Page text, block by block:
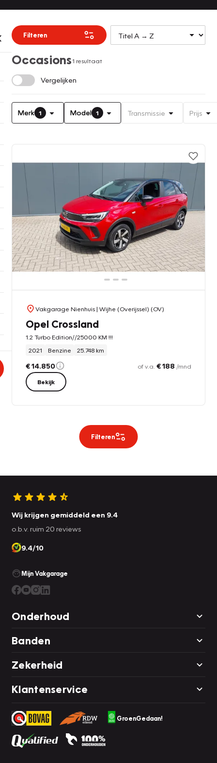
Filteren
Occasions1 resultaat
Vergelijken
Merk 1 Model 1 Transmissie Prijs
Vakgarage Nienhuis| Wijhe (Overijssel) (OV)
Opel Crossland
1.2 Turbo Edition//25000 KM !!!
2021
Benzine 25.748 km
€ 14.850 of v.a. € 188 /mnd
Bekijk
Filteren
Wij krijgen gemiddeld een 9.4
o.b.v. ruim 20 reviews
9.4/10
Mijn Vakgarage
Onderhoud
Banden
Zekerheid
Klantenservice
GroenGedaan!